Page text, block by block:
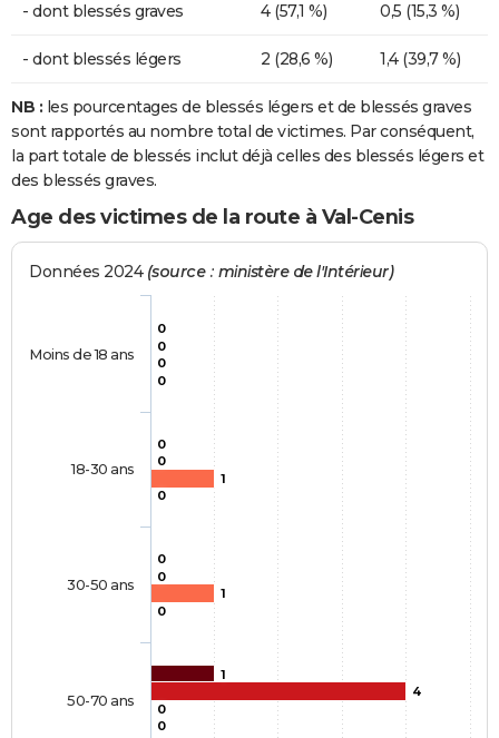
- dont blessés graves 4 (57,1 %) 0,5 (15,3 %)
- dont blessés légers 2 (28,6 %) 1,4 (39,7 %)
NB : les pourcentages de blessés légers et de blessés graves
sont rapportés au nombre total de victimes. Par conséquent,
la part totale de blessés inclut déjà celles des blessés légers et
des blessés graves.
Age des victimes de la route à Val-Cenis
Données 2024 (source : ministère de l'Intérieur)
0
0
0
1
0
0
0
4
0
1
1
0
0
0
0
0
Moins de 18 ans
18-30 ans
30-50 ans
50-70 ans